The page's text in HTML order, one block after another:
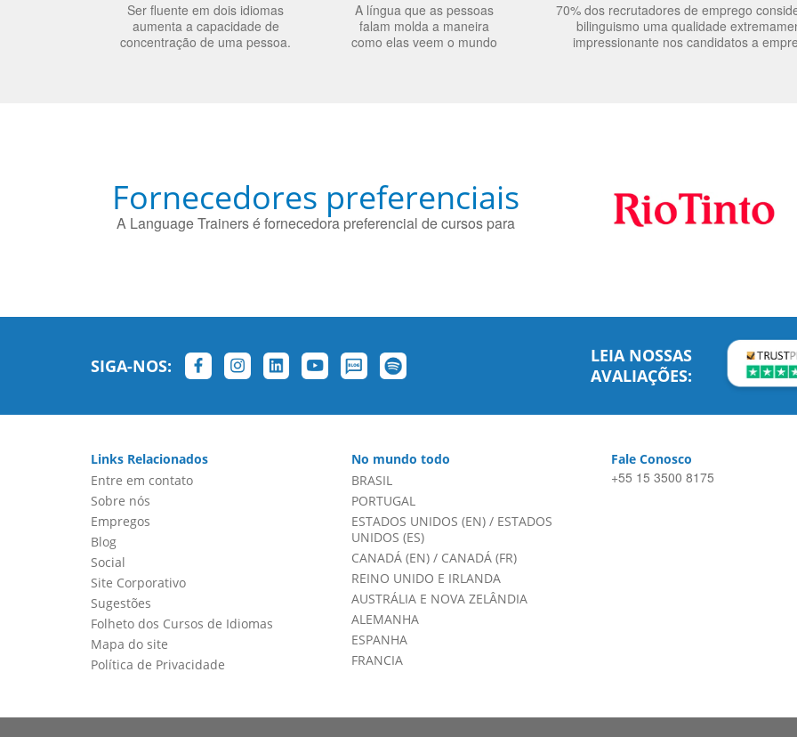
Ser fluente em dois idiomas
aumenta a capacidade de
concentração de uma pessoa.
A língua que as pessoas
falam molda a maneira
como elas veem o mundo
70% dos recrutadores de emprego
bilinguismo uma qualidade
impressionante nos candidatos a
Fornecedores preferenciais
A Language Trainers é fornecedora preferencial de cursos para
SIGA-NOS:
LEIA NOSSAS
AVALIAÇÕES:
Links Relacionados
Entre em contato
Sobre nós
Empregos
Blog
Social
Site Corporativo
Sugestões
Folheto dos Cursos de Idiomas
Mapa do site
Política de Privacidade
No mundo todo
BRASIL
PORTUGAL
ESTADOS UNIDOS (EN)/ ESTADOS
UNIDOS (ES)
CANADÁ (EN)/ CANADÁ (FR)
REINO UNIDO E IRLANDA
AUSTRÁLIA E NOVA ZELÂNDIA
ALEMANHA
ESPANHA
FRANCIA
Fale Conosco
+55 15 3500 8175